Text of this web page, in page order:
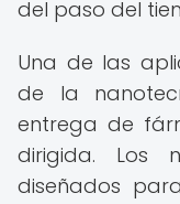
del paso del
Una de las
de la
entrega de
dirigida. Los
diseñados